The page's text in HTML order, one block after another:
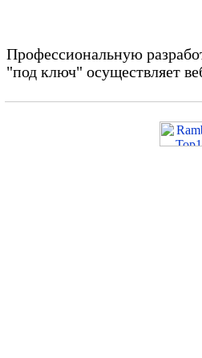
Профессиональную
"под ключ" осуществляет